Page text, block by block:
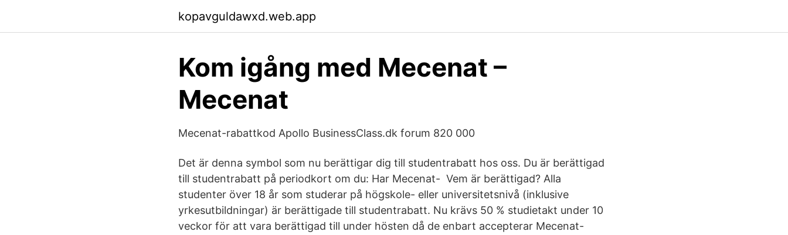
kopavguldawxd.web.app
Kom igång med Mecenat –
Mecenat
Mecenat-rabattkod Apollo BusinessClass.dk forum 820 000
Det är denna symbol som nu berättigar dig till studentrabatt hos oss. Du är berättigad
till studentrabatt på periodkort om du: Har Mecenat- Vem är berättigad? Alla
studenter över 18 år som studerar på högskole- eller universitetsnivå (inklusive
yrkesutbildningar) är berättigade till studentrabatt. Nu krävs 50 % studietakt under 10
veckor för att vara berättigad till under hösten då de enbart accepterar Mecenat-